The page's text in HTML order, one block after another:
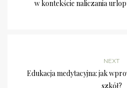
w kontekście naliczania
NEXT
Edukacja medytacyjna: jak
szkół?